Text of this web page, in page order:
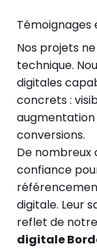
Témoignages
Nos projets
technique.
digitales
concrets :
augmentation
conversions.
De nombreux
confiance
digitale. Leur
reflet de
digitale